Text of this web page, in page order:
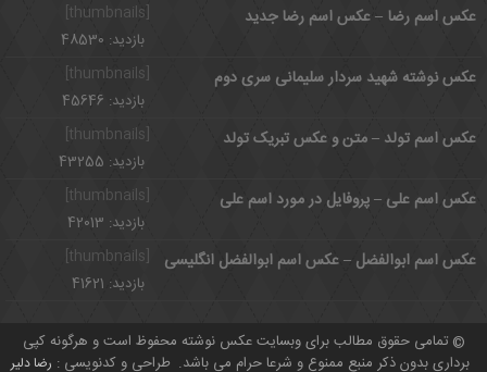
عکس اسم رضا – عکس اسم رضا جدید
بازدید: 48530
[thumbnails]
عکس نوشته شهید سردار سلیمانی سری دوم
بازدید: 45646
عکس اسم تولد – متن و عکس تبریک تولد
بازدید: 43255
عکس اسم علی – پروفایل در مورد اسم علی
بازدید: 42013
عکس اسم ابوالفضل – عکس اسم ابوالفضل انگلیسی
بازدید: 41621
© تمامی حقوق مطالب برای وبسایت عکس نوشته محفوظ است و هرگونه کپی
برداری بدون ذکر منبع ممنوع و شرعا حرام می باشد. طراحی و کدنویسی : رضا دلیر